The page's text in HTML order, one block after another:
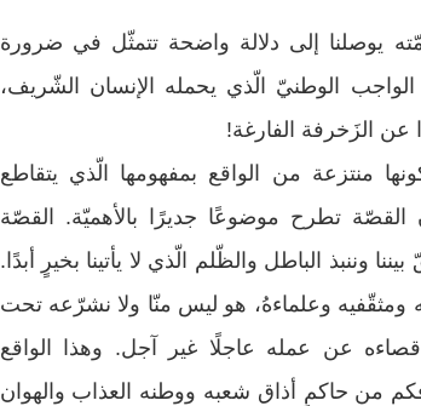
يوصلنا إلى دلالة واضحة تتمثّل في ضرورة
الوطنيّ الّذي يحمله الإنسان الشّريف،
عن الزَخرفة الفارغة!
منتزعة من الواقع بمفهومها الّذي يتقاطع
تطرح موضوعًا جديرًا بالأهميّة. القصّة
وننبذ الباطل والظّلم الّذي لا يأتينا بخيرٍ أبدًا.
ومثقّفيه وعلماءهُ، هو ليس منّا ولا نشرّعه تحت
عن عمله عاجلًا غير آجل. وهذا الواقع
من حاكمٍ أذاق شعبه ووطنه العذاب والهوان